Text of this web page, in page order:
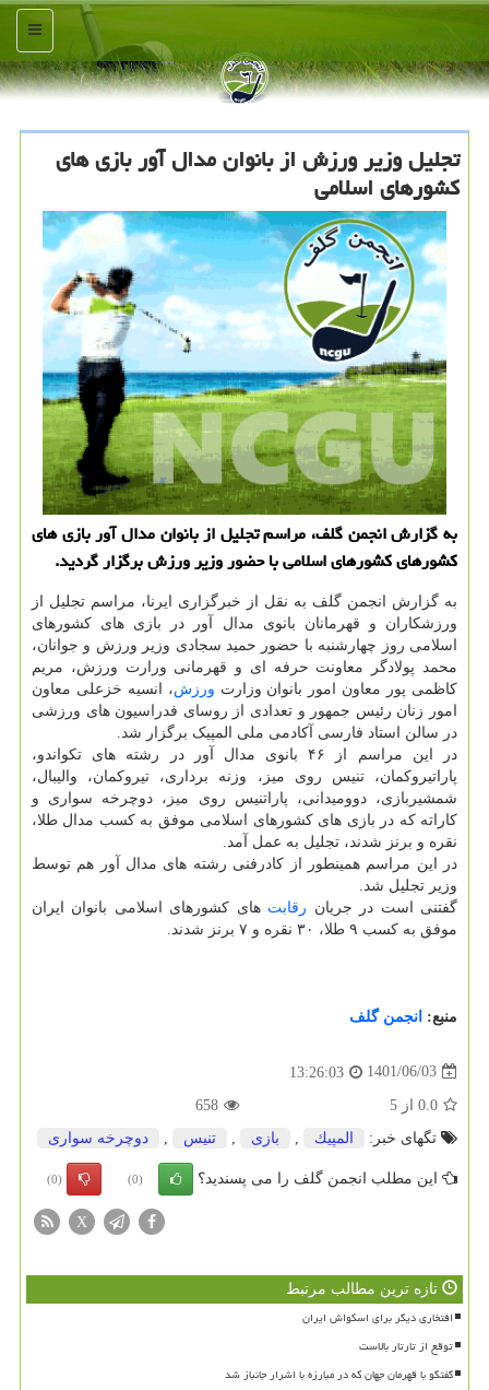
منو
تجلیل وزیر ورزش از بانوان مدال آور بازی های
کشورهای اسلامی
به گزارش انجمن گلف، مراسم تجلیل از بانوان مدال آور بازی های
کشورهای کشورهای اسلامی با حضور وزیر ورزش برگزار گردید.
به گزارش انجمن گلف به نقل از خبرگزاری ایرنا، مراسم تجلیل از
ورزشکاران و قهرمانان بانوی مدال آور در بازی های کشورهای
اسلامی روز چهارشنبه با حضور حمید سجادی وزیر ورزش و جوانان،
محمد پولادگر معاونت حرفه ای و قهرمانی ورارت ورزش، مریم
کاظمی پور معاون امور بانوان وزارت ورزش، انسیه خزعلی معاون
امور زنان رئیس جمهور و تعدادی از روسای فدراسیون های ورزشی
در سالن استاد فارسی آکادمی ملی المپیک برگزار شد.
در این مراسم از ۴۶ بانوی مدال آور در رشته های تکواندو،
پاراتیروکمان، تنیس روی میز، وزنه برداری، تیروکمان، والیبال،
شمشیربازی، دوومیدانی، پاراتنیس روی میز، دوچرخه سواری و
کاراته که در بازی های کشورهای اسلامی موفق به کسب مدال طلا،
نقره و برنز شدند، تجلیل به عمل آمد.
در این مراسم همینطور از کادرفنی رشته های مدال آور هم توسط
وزیر تجلیل شد.
گفتنی است در جریان رقابت های کشورهای اسلامی بانوان ایران
موفق به کسب ۹ طلا، ۳۰ نقره و ۷ برنز شدند.
منبع: انجمن گلف
1401/06/03
13:26:03
0.0 از 5
658
تگهای خبر:
المپیك بازی تنیس دوچرخه سواری
این مطلب انجمن گلف را می پسندید؟ (0)
(0)
X
تازه ترین مطالب مرتبط
افتخاری دیگر برای اسکواش ایران
توقع از تارتار بالاست
گفتگو با قهرمان جهان که در مبارزه با اشرار جانباز شد